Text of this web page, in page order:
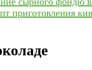
приготовления